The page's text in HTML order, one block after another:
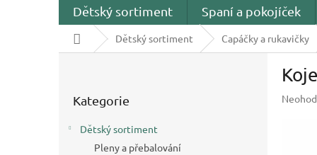
Dětský sortiment Spaní a pokojíček
Domů Dětský sortiment Capáčky a rukavičky
kategorie
Kategorie
Dětský sortiment
Pleny a přebalování